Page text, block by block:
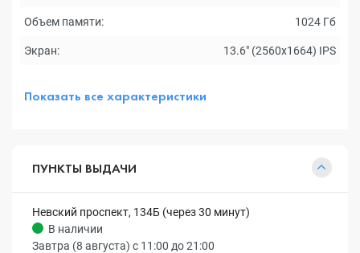
Объем памяти: 1024 Гб
Экран: 13.6" (2560x1664) IPS
Показать все характеристики
ПУНКТЫ ВЫДАЧИ
Невский проспект, 134Б (через 30 минут)
В наличии
Завтра (8 августа) с 11:00 до 21:00